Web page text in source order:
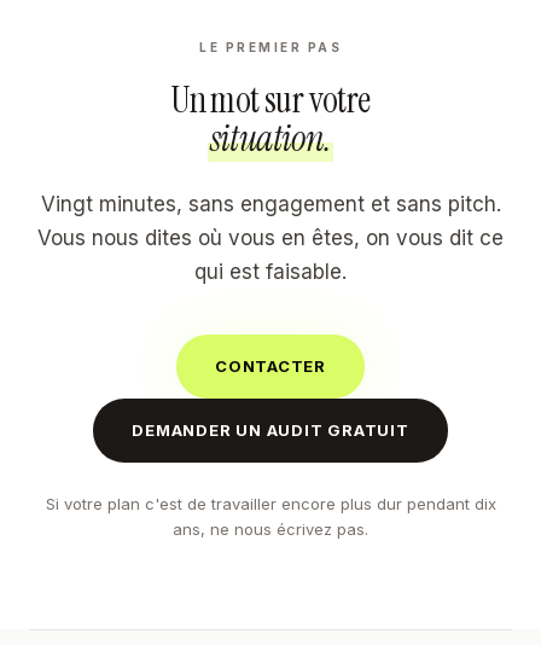
LE PREMIER PAS
Un mot sur votre
situation.
Vingt minutes, sans engagement et sans pitch.
Vous nous dites où vous en êtes, on vous dit ce
qui est faisable.
CONTACTER
DEMANDER UN AUDIT GRATUIT
Si votre plan c'est de travailler encore plus dur pendant dix
ans, ne nous écrivez pas.